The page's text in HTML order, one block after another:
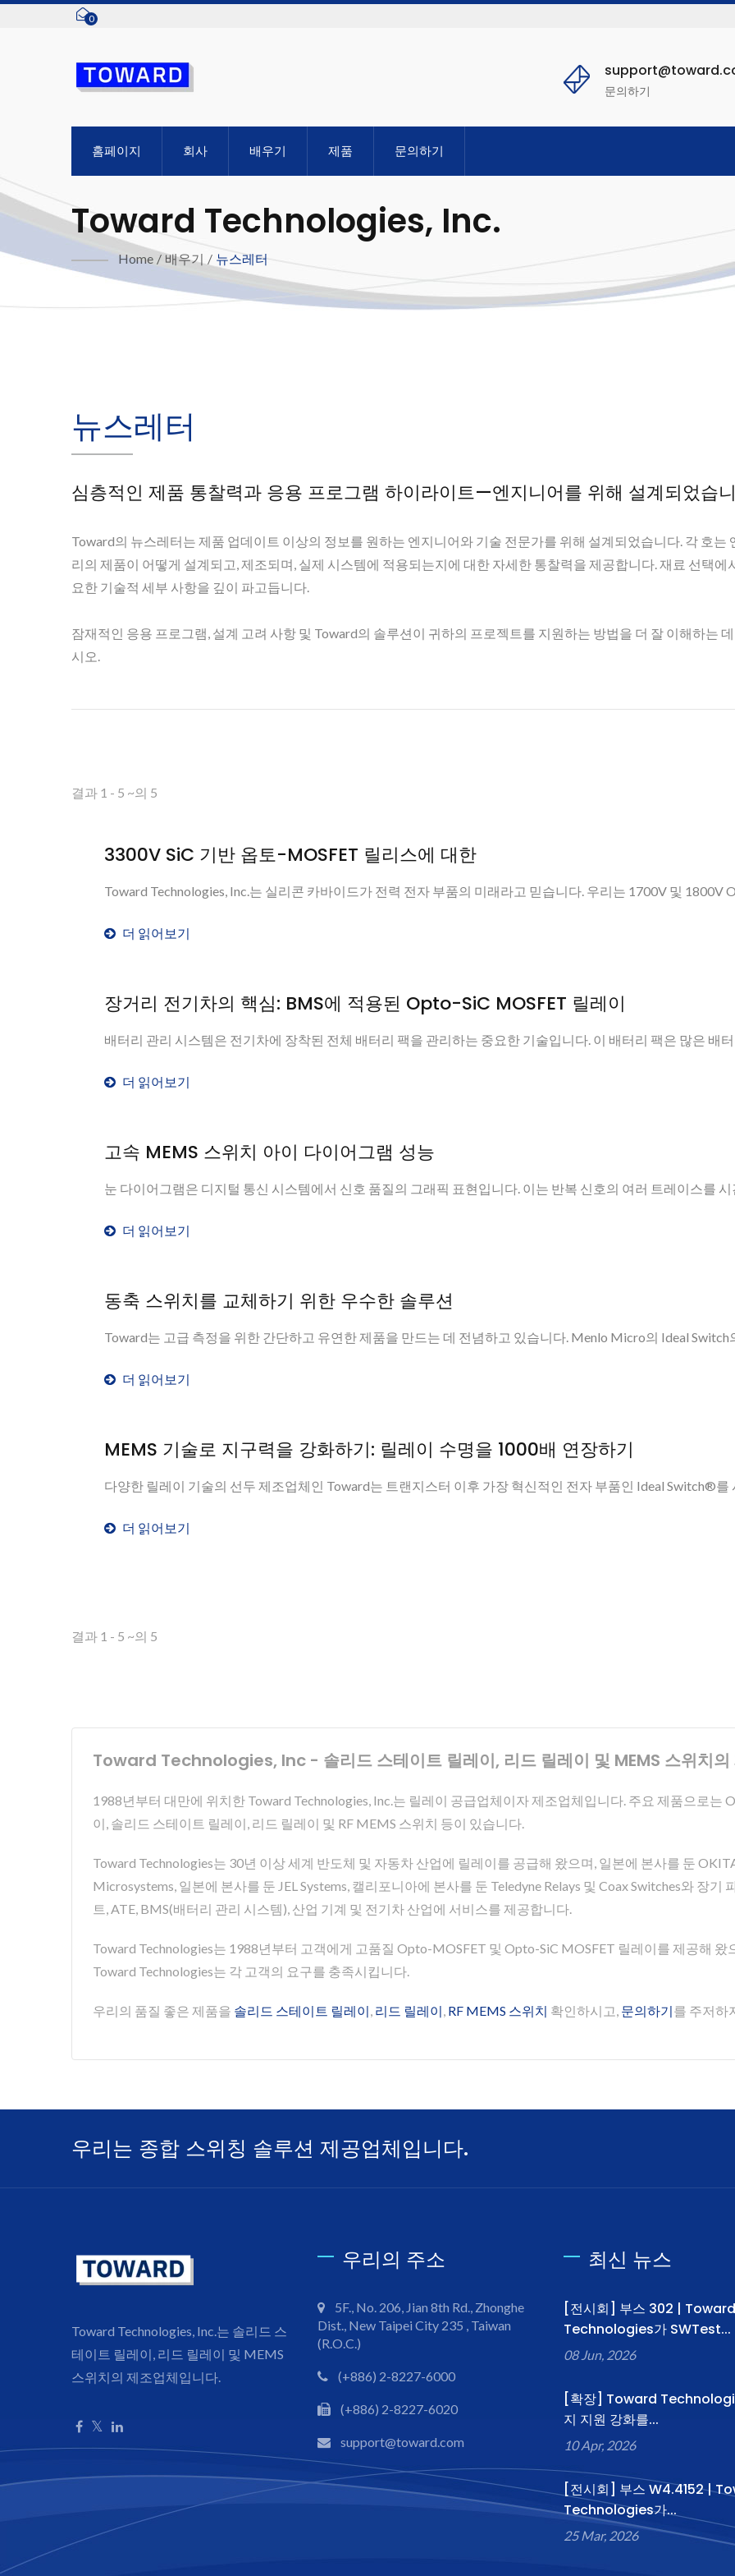
0
문의하기
홈페이지 회사 배우기 제품 문의하기
Toward Technologies, Inc.
Home / 배우기 / 뉴스레터
뉴스레터
심층적인 제품 통찰력과 응용 프로그램 하이라이트—엔지니어를 위해 설계되었습
Toward의 뉴스레터는 제품 업데이트 이상의 정보를 원하는 엔지니어와 기술 전문가를 위해 설계되었습니다. 각 호는
리의 제품이 어떻게 설계되고, 제조되며, 실제 시스템에 적용되는지에 대한 자세한 통찰력을 제공합니다. 재료 선택
요한 기술적 세부 사항을 깊이 파고듭니다.
잠재적인 응용 프로그램, 설계 고려 사항 및 Toward의 솔루션이 귀하의 프로젝트를 지원하는 방법을 더 잘 이해하는
시오.
결과 1 - 5 ~의 5
3300V SiC 기반 옵토-MOSFET 릴리스에 대한
Toward Technologies, Inc.는 실리콘 카바이드가 전력 전자 부품의 미래라고 믿습니다. 우리는 1700V 및 1800V
더 읽어보기
장거리 전기차의 핵심: BMS에 적용된 Opto-SiC MOSFET 릴레이
배터리 관리 시스템은 전기차에 장착된 전체 배터리 팩을 관리하는 중요한 기술입니다. 이 배터리 팩은 많은 배터
더 읽어보기
고속 MEMS 스위치 아이 다이어그램 성능
눈 다이어그램은 디지털 통신 시스템에서 신호 품질의 그래픽 표현입니다. 이는 반복 신호의 여러 트레이스를 시
더 읽어보기
동축 스위치를 교체하기 위한 우수한 솔루션
Toward는 고급 측정을 위한 간단하고 유연한 제품을 만드는 데 전념하고 있습니다. Menlo Micro의 Ideal Switch
더 읽어보기
MEMS 기술로 지구력을 강화하기: 릴레이 수명을 1000배 연장하기
다양한 릴레이 기술의 선두 제조업체인 Toward는 트랜지스터 이후 가장 혁신적인 전자 부품인 Ideal Switch®를
더 읽어보기
결과 1 - 5 ~의 5
Toward Technologies, Inc - 솔리드 스테이트 릴레이, 리드 릴레이 및 MEMS 스위치의
1988년부터 대만에 위치한 Toward Technologies, Inc.는 릴레이 공급업체이자 제조업체입니다. 주요 제품으로는
이, 솔리드 스테이트 릴레이, 리드 릴레이 및 RF MEMS 스위치 등이 있습니다.
Toward Technologies는 30년 이상 세계 반도체 및 자동차 산업에 릴레이를 공급해 왔으며, 일본에 본사를 둔
Microsystems, 일본에 본사를 둔 JEL Systems, 캘리포니아에 본사를 둔 Teledyne Relays 및 Coax Switches와 장
트, ATE, BMS(배터리 관리 시스템), 산업 기계 및 전기차 산업에 서비스를 제공합니다.
Toward Technologies는 1988년부터 고객에게 고품질 Opto-MOSFET 및 Opto-SiC MOSFET 릴레이를 제공해 왔
Toward Technologies는 각 고객의 요구를 충족시킵니다.
우리의 품질 좋은 제품을 솔리드 스테이트 릴레이, 리드 릴레이, RF MEMS 스위치 확인하시고, 문의하기를 주저하
우리는 종합 스위칭 솔루션 제공업체입니다.
Toward Technologies, Inc.는 솔리드 스
테이트 릴레이, 리드 릴레이 및 MEMS
스위치의 제조업체입니다.
우리의 주소
5F., No. 206, Jian 8th Rd., Zhonghe
Dist., New Taipei City 235 , Taiwan
(R.O.C.)
(+886) 2-8227-6000
(+886) 2-8227-6020
support@toward.com
최신 뉴스
[전시회] 부스 302 | Toward
Technologies가 SWTest...
08 Jun, 2026
[확장] Toward
지 지원 강화를...
10 Apr, 2026
[전시회] 부스 W4.4152 |
Technologies가...
25 Mar, 2026